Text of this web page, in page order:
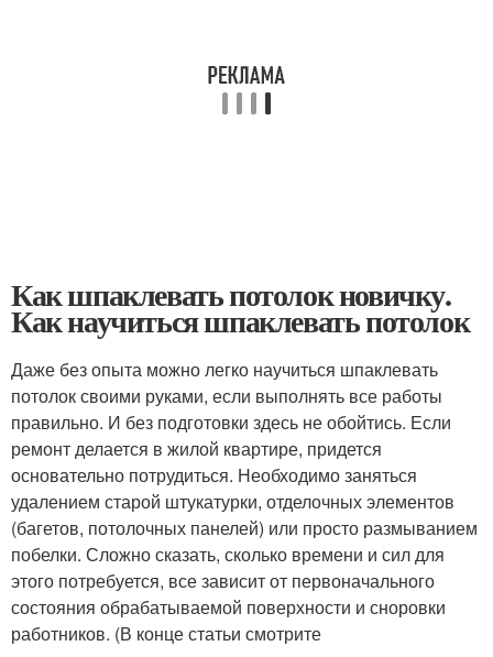
Как шпаклевать потолок новичку.
Как научиться шпаклевать потолок
Даже без опыта можно легко научиться шпаклевать
потолок своими руками, если выполнять все работы
правильно. И без подготовки здесь не обойтись. Если
ремонт делается в жилой квартире, придется
основательно потрудиться. Необходимо заняться
удалением старой штукатурки, отделочных элементов
(багетов, потолочных панелей) или просто размыванием
побелки. Сложно сказать, сколько времени и сил для
этого потребуется, все зависит от первоначального
состояния обрабатываемой поверхности и сноровки
работников. (В конце статьи смотрите